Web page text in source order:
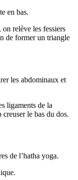
en bas.
relève les fessiers
de former un triangle
les abdominaux et
ligaments de la
le bas du dos.
de l’hatha yoga.